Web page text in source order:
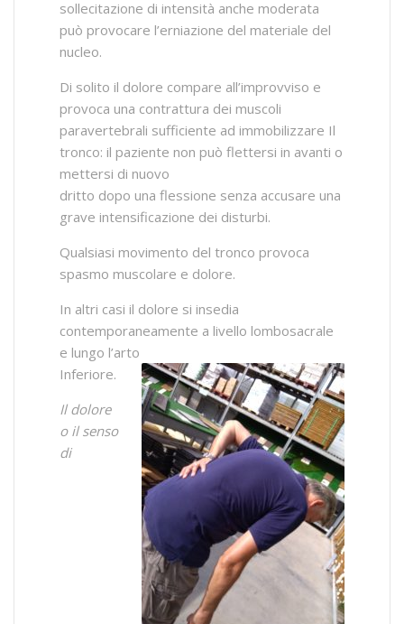
sollecitazione di intensità anche moderata
può provocare l’erniazione del materiale del
nucleo.
Di solito il dolore compare all’improvviso e
provoca una contrattura dei muscoli
paravertebrali sufficiente ad immobilizzare Il
tronco: il paziente non può flettersi in avanti o
mettersi di nuovo
dritto dopo una flessione senza accusare una
grave intensificazione dei disturbi.
Qualsiasi movimento del tronco provoca
spasmo muscolare e dolore.
In altri casi il dolore si insedia
contemporaneamente a livello lombosacrale
e lungo l’arto
Inferiore.
Il dolore
o il senso
di